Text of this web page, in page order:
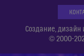
Создание,
© 2000-